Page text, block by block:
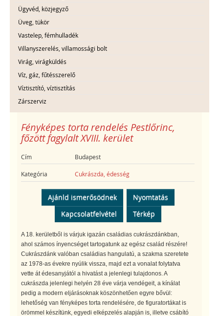
Ügyvéd, közjegyző
Üveg, tükör
Vastelep, fémhulladék
Villanyszerelés, villamossági bolt
Virág, virágküldés
Víz, gáz, fűtésszerelő
Víztisztító, víztisztítás
Zárszerviz
Fényképes torta rendelés Pestlőrinc,
főzött fagylalt XVIII. kerület
Cím Budapest
Kategória Cukrászda, édesség
Ajánld ismerősödnek
Nyomtatás
Kapcsolatfelvétel
Térkép
A 18. kerületből is várjuk igazán családias cukrászdánkban,
ahol számos ínyencséget tartogatunk az egész család részére!
Cukrászdánk valóban családias hangulatú, a szakma szeretete
az 1978-as évekre nyúlik vissza, majd ezt a vonalat folytatva
vette át édesanyjától a hivatást a jelenlegi tulajdonos. A
cukrászda jelenlegi helyén 28 éve várja vendégeit, a kínálat
pedig a modern eljárásoknak köszönhetően egyre bővül:
lehetőség van fényképes torta rendelésére, de figuratortákat is
örömmel készítünk, egyedi elképzelés alapján is, illetve csábító